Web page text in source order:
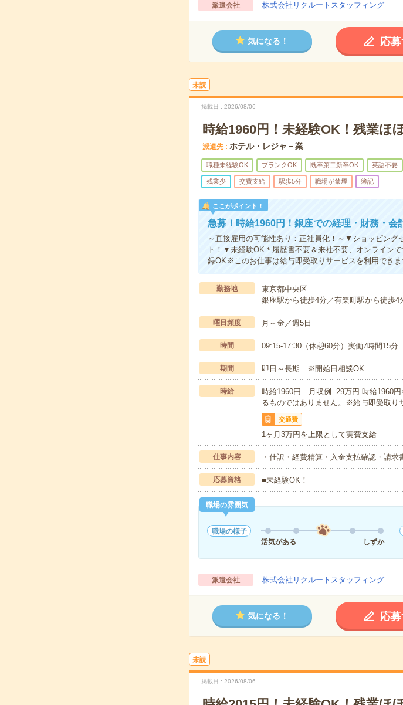
派遣会社 株式会社リクルートスタッフィング
気になる！ 応
未読
掲載日 2026/08/06
時給1960円！未経験OK！残業
派遣先 ホテル・レジャ－業
職種未経験OK ブランクOK 既卒第二新卒OK 英語不要
残業少 交費支給 駅歩5分 職場が禁煙 簿記
ここがポイント！
急募！時給1960円！銀座での経理・財務・会
～直接雇用の可能性あり：正社員化！～▼ショッピング
ト！▼未経験OK＊履歴書不要＆来社不要、オンライ
録OK※このお仕事は給与即受取りサービスを利用できま
勤務地
東京都中央区
銀座駅から徒歩4分／有楽町駅から徒歩4
曜日頻度 月～金／週5日
時間 09:15-17:30（休憩60分）実働7時間15分
期間 即日～長期 ※開始日相談OK
時給
時給1960円 月収例 29万円 時給1960
るものではありません。※給与即受取り
交通費
1ヶ月3万円を上限として実費支給
仕事内容 ・仕訳・経費精算・入金支払確認・請
応募資格 ■未経験OK！
職場の雰囲気
職場の様子
活気がある
しずか
派遣会社 株式会社リクルートスタッフィング
気になる！ 応
未読
掲載日 2026/08/06